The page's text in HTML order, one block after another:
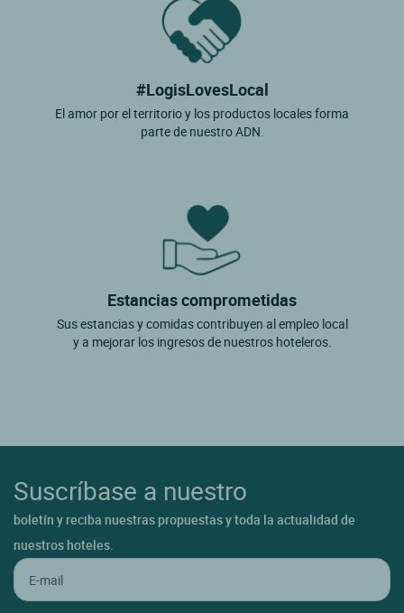
#LogisLovesLocal
El amor por el territorio y los productos locales forma
parte de nuestro ADN.
Estancias comprometidas
Sus estancias y comidas contribuyen al empleo local
y a mejorar los ingresos de nuestros hoteleros.
Suscríbase a nuestro
boletín y reciba nuestras propuestas y toda la actualidad de
nuestros hoteles.